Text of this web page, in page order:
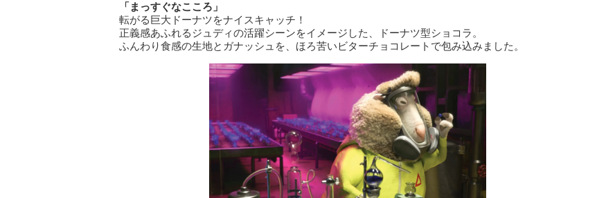
「まっすぐなこころ」
転がる巨大ドーナツをナイスキャッチ！
正義感あふれるジュディの活躍シーンをイメージした、ドーナツ型ショコラ。
ふんわり食感の生地とガナッシュを、ほろ苦いビターチョコレートで包み込みました。